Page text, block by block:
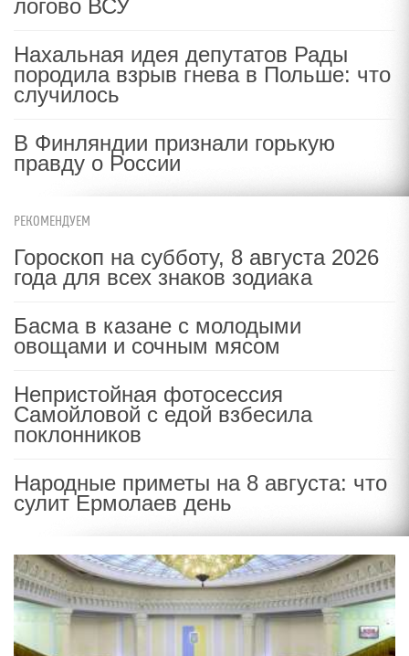
логово ВСУ
Нахальная идея депутатов Рады
породила взрыв гнева в Польше: что
случилось
В Финляндии признали горькую
правду о России
РЕКОМЕНДУЕМ
Гороскоп на субботу, 8 августа 2026
года для всех знаков зодиака
Басма в казане с молодыми
овощами и сочным мясом
Непристойная фотосессия
Самойловой с едой взбесила
поклонников
Народные приметы на 8 августа: что
сулит Ермолаев день